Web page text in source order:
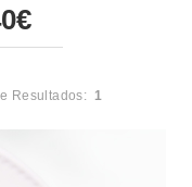
Resultados: 1